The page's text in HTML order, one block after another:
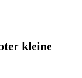
kleine